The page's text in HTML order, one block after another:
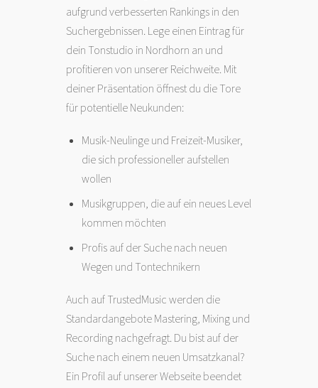
aufgrund verbesserten Rankings in den
Suchergebnissen. Lege einen Eintrag für
dein Tonstudio in Nordhorn an und
profitieren von unserer Reichweite. Mit
deiner Präsentation öffnest du die Tore
für potentielle Neukunden:
Musik-Neulinge und Freizeit-Musiker,
die sich professioneller aufstellen
wollen
Musikgruppen, die auf ein neues Level
kommen möchten
Profis auf der Suche nach neuen
Wegen und Tontechnikern
Auch auf TrustedMusic werden die
Standardangebote Mastering, Mixing und
Recording nachgefragt. Du bist auf der
Suche nach einem neuen Umsatzkanal?
Ein Profil auf unserer Webseite beendet